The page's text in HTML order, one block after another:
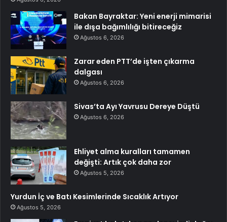
Bakan Bayraktar: Yeni enerji mimarisi
ile dışa bağımlılığı bitireceğiz
Ağustos 6, 2026
Zarar eden PTT’de işten çıkarma
dalgası
Ağustos 6, 2026
Sivas’ta Ayı Yavrusu Dereye Düştü
Ağustos 6, 2026
Ehliyet alma kuralları tamamen
değişti: Artık çok daha zor
Ağustos 5, 2026
Yurdun İç ve Batı Kesimlerinde Sıcaklık Artıyor
Ağustos 5, 2026